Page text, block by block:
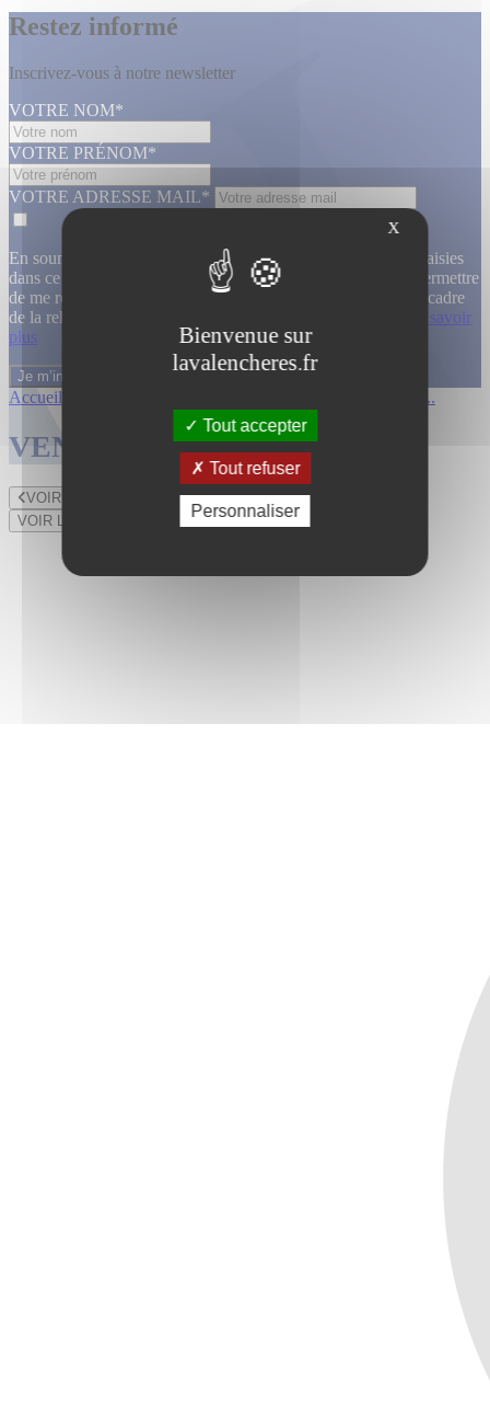
Restez informé
Inscrivez-vous à notre newsletter
VOTRE NOM*
VOTRE PRÉNOM*
VOTRE ADRESSE MAIL*
En soumettant ce formulaire, j’accepte que les informations saisies
dans ce formulaire soient utilisées, exploitées, traitées pour permettre
de me recontacter, pour m’envoyer des informations, dans le cadre
de la relation commerciale qui découle de cette demande.
En savoir
plus
Accueil Les collections...
VENTES TERMINÉES
VOIR LE LOT PRÉCÉDENT
VOIR LE LOT SUIVANT
X
Bienvenue sur
lavalencheres.fr
Tout accepter
Tout refuser
Personnaliser